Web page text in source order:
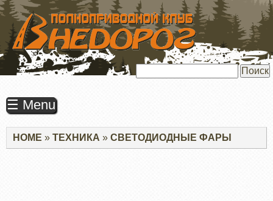
ПЕРЕЙТИ
ОСНОВНОМУ
СОДЕРЖАНИЮ
☰ Menu
Строка
навигации
HOME ТЕХНИКА СВЕТОДИОДНЫЕ ФАРЫ